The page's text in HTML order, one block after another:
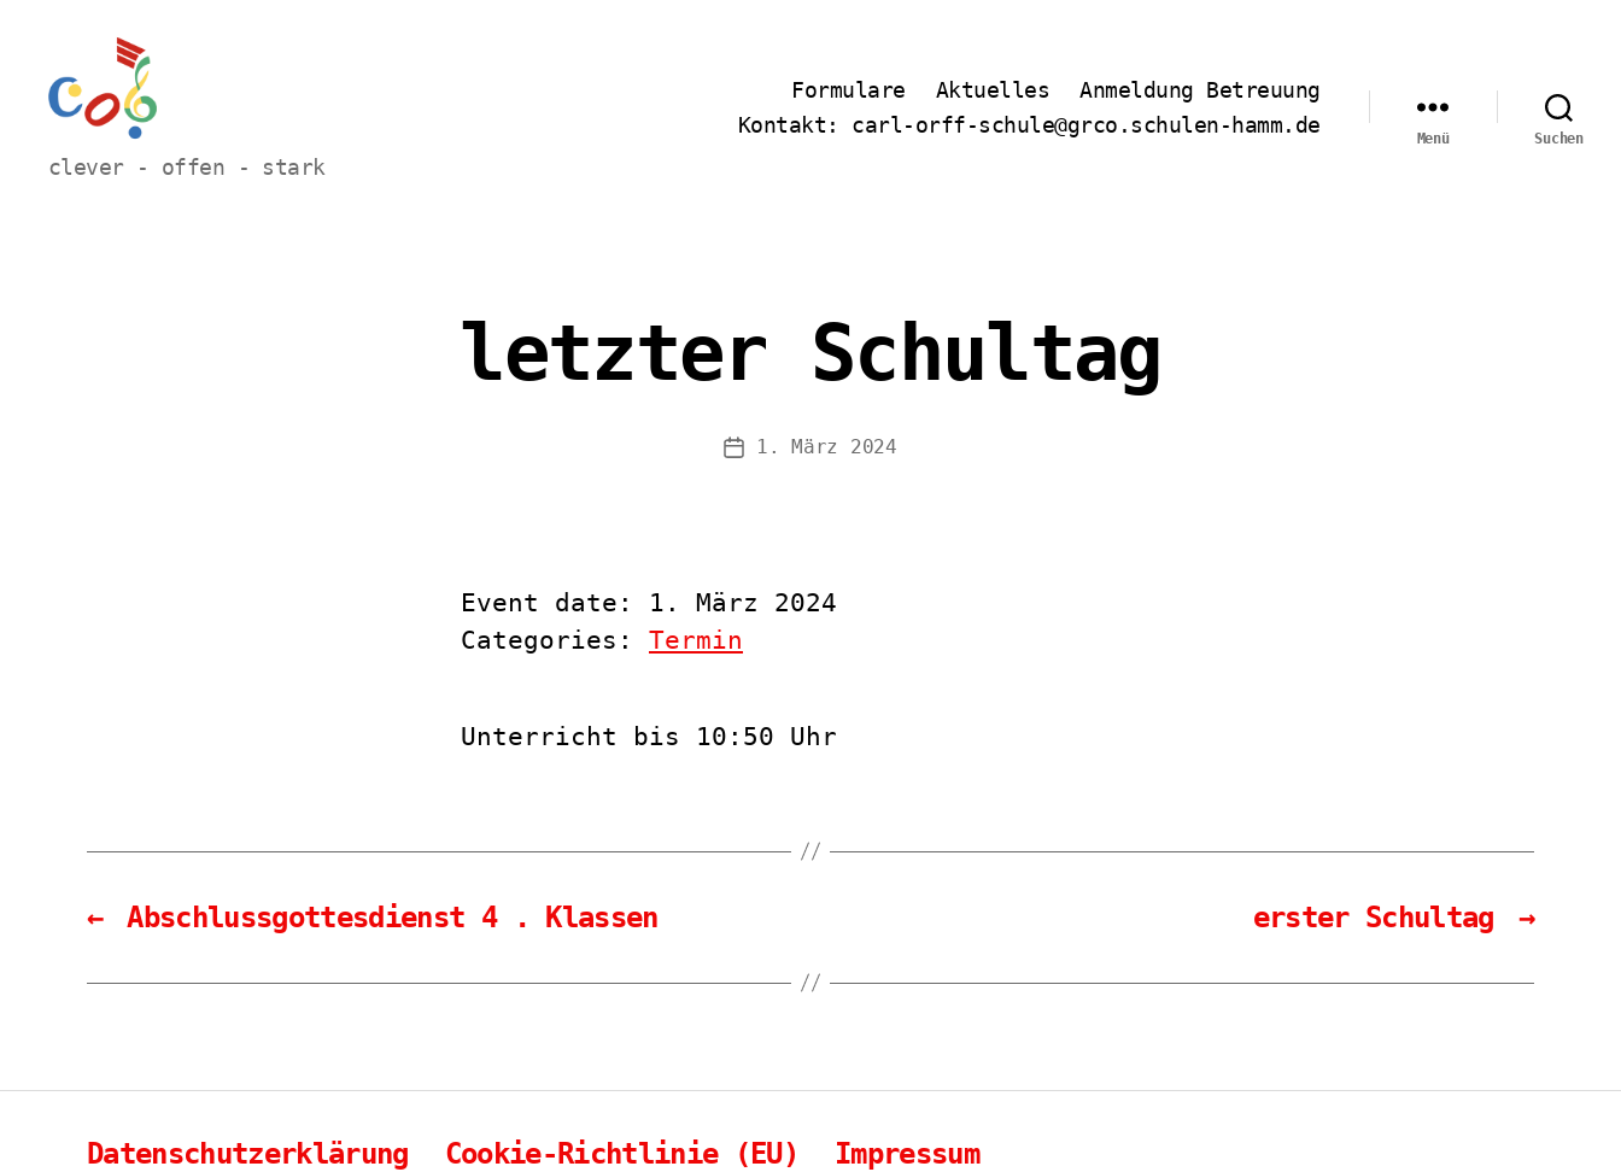
Carl-
Orff
clever - offen - stark
Formulare Aktuelles
Anmeldung Betreuung
Kontakt: carl-orff-schule@grco.schulen-hamm.de
Menü Suchen
letzter Schultag
Veröffentlichungsdatum
1. März 2024
Event date: 1. März 2024
Categories: Termin
Unterricht bis 10:50 Uhr
← Abschlussgottesdienst 4 . Klassen →
erster Schultag
Datenschutzerklärung Cookie-Richtlinie (EU) Impressum